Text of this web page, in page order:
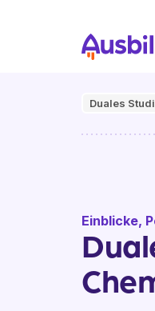
Duales
Einblicke,